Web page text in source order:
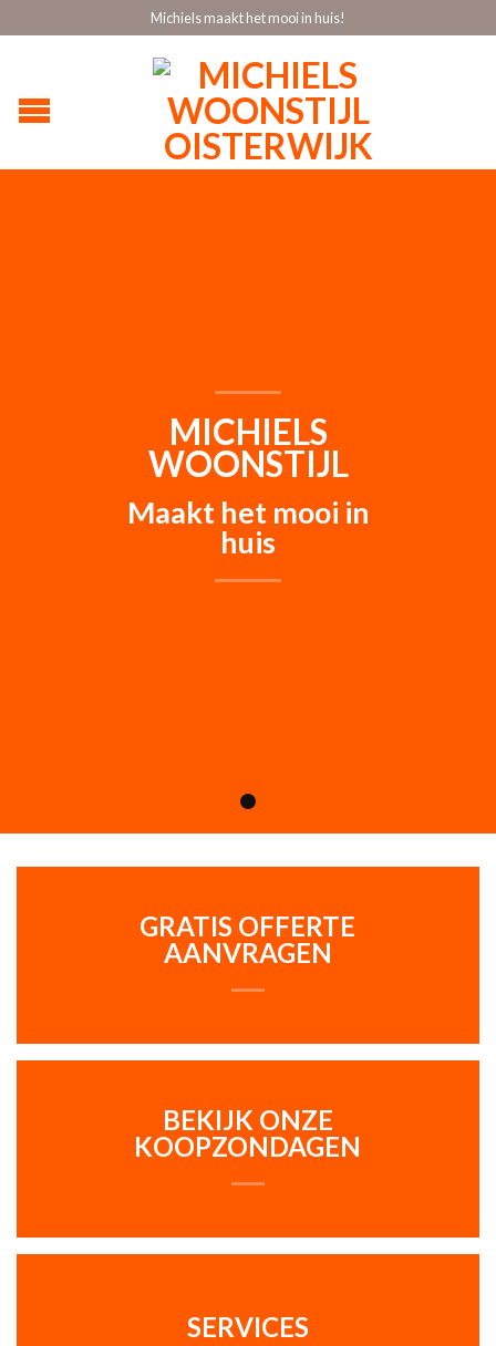
Michiels maakt het mooi in huis!
MICHIELS
WOONSTIJL
Maakt het mooi in
huis
GRATIS OFFERTE
AANVRAGEN
BEKIJK ONZE
KOOPZONDAGEN
SERVICES